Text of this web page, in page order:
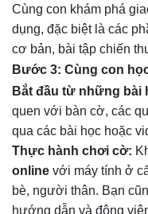
Cùng con khám phá
dụng, đặc biệt là các
cơ bản, bài tập chiến
Bước 3: Cùng con
Bắt đầu từ những bài
quen với bàn cờ, các
qua các bài học hoặc
Thực hành chơi cờ:
online với máy tính ở
bè, người thân. Bạn
hướng dẫn và động